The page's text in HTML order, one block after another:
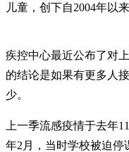
儿童，创下自2004年以
疾控中心最近公布了对
的结论是如果有更多人
少。
上一季流感疫情于去年
年2月，当时学校被迫停